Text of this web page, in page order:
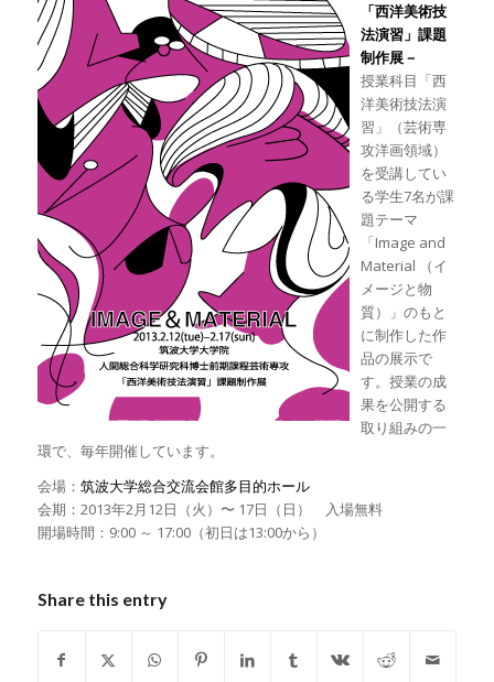
「西洋美術技
法演習」課題
制作展－
授業科目「西
洋美術技法演
習」（芸術専
攻洋画領域）
を受講してい
る学生7名が課
題テーマ
「Image and
Material （イ
メージと物
質）」のもと
に制作した作
品の展示で
す。授業の成
果を公開する
取り組みの一
環で、毎年開催しています。
会場： 筑波大学総合交流会館多目的ホール
会期：2013年2月12日（火）〜 17日（日） 入場無料
開場時間：9:00 ～ 17:00（初日は13:00から）
Share this entry